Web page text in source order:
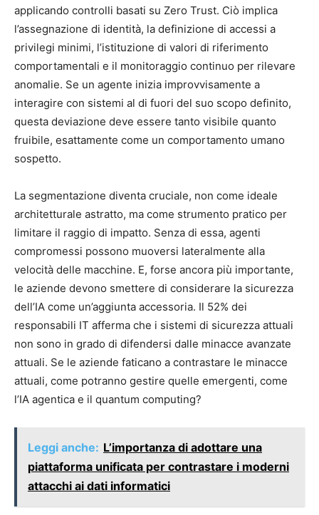
applicando controlli basati su Zero Trust. Ciò implica
l’assegnazione di identità, la definizione di accessi a
privilegi minimi, l’istituzione di valori di riferimento
comportamentali e il monitoraggio continuo per rilevare
anomalie. Se un agente inizia improvvisamente a
interagire con sistemi al di fuori del suo scopo definito,
questa deviazione deve essere tanto visibile quanto
fruibile, esattamente come un comportamento umano
sospetto.
La segmentazione diventa cruciale, non come ideale
architetturale astratto, ma come strumento pratico per
limitare il raggio di impatto. Senza di essa, agenti
compromessi possono muoversi lateralmente alla
velocità delle macchine. E, forse ancora più importante,
le aziende devono smettere di considerare la sicurezza
dell’IA come un’aggiunta accessoria. Il 52% dei
responsabili IT afferma che i sistemi di sicurezza attuali
non sono in grado di difendersi dalle minacce avanzate
attuali. Se le aziende faticano a contrastare le minacce
attuali, come potranno gestire quelle emergenti, come
l’IA agentica e il quantum computing?
Leggi anche: L’importanza di adottare una
piattaforma unificata per contrastare i moderni
attacchi ai dati informatici